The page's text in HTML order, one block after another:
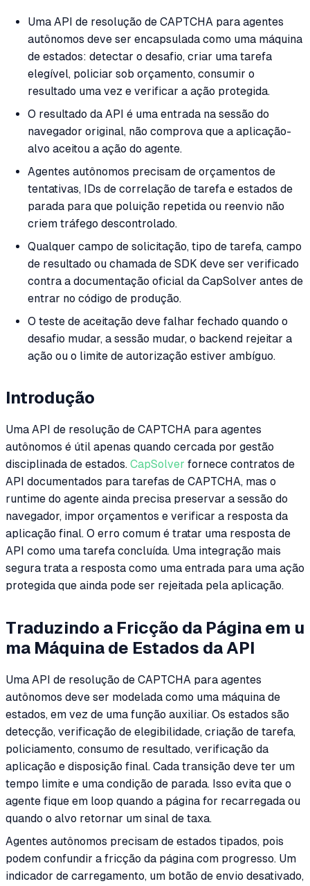
Uma API de resolução de CAPTCHA para agentes
autônomos deve ser encapsulada como uma máquina
de estados: detectar o desafio, criar uma tarefa
elegível, policiar sob orçamento, consumir o
resultado uma vez e verificar a ação protegida.
O resultado da API é uma entrada na sessão do
navegador original, não comprova que a aplicação-
alvo aceitou a ação do agente.
Agentes autônomos precisam de orçamentos de
tentativas, IDs de correlação de tarefa e estados de
parada para que poluição repetida ou reenvio não
criem tráfego descontrolado.
Qualquer campo de solicitação, tipo de tarefa, campo
de resultado ou chamada de SDK deve ser verificado
contra a documentação oficial da CapSolver antes de
entrar no código de produção.
O teste de aceitação deve falhar fechado quando o
desafio mudar, a sessão mudar, o backend rejeitar a
ação ou o limite de autorização estiver ambíguo.
Introdução
Uma API de resolução de CAPTCHA para agentes
autônomos é útil apenas quando cercada por gestão
disciplinada de estados. CapSolver fornece contratos de
API documentados para tarefas de CAPTCHA, mas o
runtime do agente ainda precisa preservar a sessão do
navegador, impor orçamentos e verificar a resposta da
aplicação final. O erro comum é tratar uma resposta de
API como uma tarefa concluída. Uma integração mais
segura trata a resposta como uma entrada para uma ação
protegida que ainda pode ser rejeitada pela aplicação.
Traduzindo a Fricção da Página em u
ma Máquina de Estados da API
Uma API de resolução de CAPTCHA para agentes
autônomos deve ser modelada como uma máquina de
estados, em vez de uma função auxiliar. Os estados são
detecção, verificação de elegibilidade, criação de tarefa,
policiamento, consumo de resultado, verificação da
aplicação e disposição final. Cada transição deve ter um
tempo limite e uma condição de parada. Isso evita que o
agente fique em loop quando a página for recarregada ou
quando o alvo retornar um sinal de taxa.
Agentes autônomos precisam de estados tipados, pois
podem confundir a fricção da página com progresso. Um
indicador de carregamento, um botão de envio desativado,